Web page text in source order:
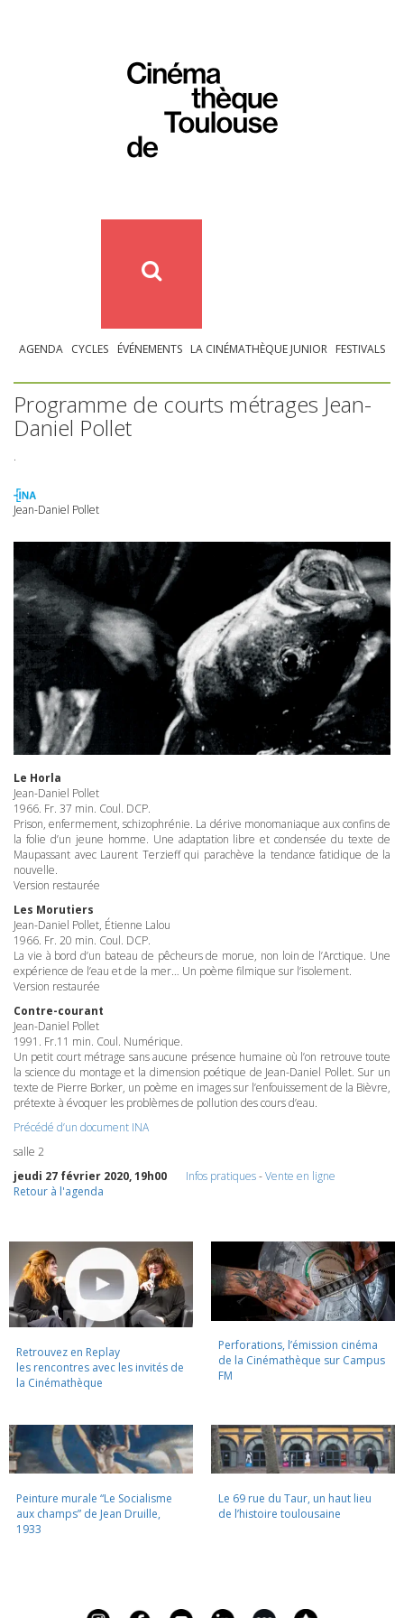
AGENDA CYCLES ÉVÉNEMENTS LA CINÉMATHÈQUE JUNIOR FESTIVALS
Programme de courts métrages Jean-
Daniel Pollet
.
Jean-Daniel Pollet
Le Horla
Jean-Daniel Pollet
1966. Fr. 37 min. Coul. DCP.
Prison, enfermement, schizophrénie. La dérive monomaniaque aux confins de
la folie d’un jeune homme. Une adaptation libre et condensée du texte de
Maupassant avec Laurent Terzieff qui parachève la tendance fatidique de la
nouvelle.
Version restaurée
Les Morutiers
Jean-Daniel Pollet, Étienne Lalou
1966. Fr. 20 min. Coul. DCP.
La vie à bord d’un bateau de pêcheurs de morue, non loin de l’Arctique. Une
expérience de l’eau et de la mer… Un poème filmique sur l’isolement.
Version restaurée
Contre-courant
Jean-Daniel Pollet
1991. Fr.11 min. Coul. Numérique.
Un petit court métrage sans aucune présence humaine où l’on retrouve toute
la science du montage et la dimension poétique de Jean-Daniel Pollet. Sur un
texte de Pierre Borker, un poème en images sur l’enfouissement de la Bièvre,
prétexte à évoquer les problèmes de pollution des cours d’eau.
Précédé d’un document INA
salle 2
jeudi 27 février 2020, 19h00
Infos pratiques-Vente en ligne
Retour à l'agenda
Retrouvez en Replay
les rencontres avec les invités de
la Cinémathèque
Perforations, l’émission cinéma
de la Cinémathèque sur Campus
FM
Peinture murale “Le Socialisme
aux champs” de Jean Druille,
1933
Le 69 rue du Taur, un haut lieu
de l’histoire toulousaine